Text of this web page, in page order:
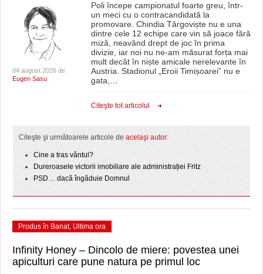
04 august 2026 de
Eugen Sasu
Poli începe campionatul foarte greu, într-
un meci cu o contracandidată la
promovare. Chindia Târgoviște nu e una
dintre cele 12 echipe care vin să joace fără
miză, neavând drept de joc în prima
divizie, iar noi nu ne-am măsurat forța mai
mult decât în niște amicale nerelevante în
Austria. Stadionul „Eroii Timișoarei” nu e
gata,…
Citeşte tot articolul
Citeşte şi următoarele articole de acelaşi autor:
Cine a tras vântul?
Dureroasele victorii imobiliare ale administrației Fritz
PSD… dacă îngăduie Domnul
Produs în Banat, Ultima ora
Infinity Honey – Dincolo de miere: povestea unei
apiculturi care pune natura pe primul loc